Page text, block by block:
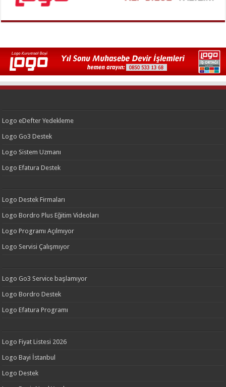
Logo eDefter Yedekleme
Logo Go3 Destek
Logo Sistem Uzmanı
Logo Efatura Destek
Logo Destek Firmaları
Logo Bordro Plus Eğitim Videoları
Logo Programı Açılmıyor
Logo Servisi Çalışmıyor
Logo Go3 Service başlamıyor
Logo Bordro Destek
Logo Efatura Programı
Logo Fiyat Listesi 2026
Logo Bayi İstanbul
Logo Destek